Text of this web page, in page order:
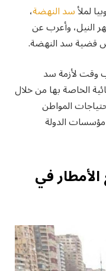
لملأسد النهضة،
النيل، وأعرب عن
قضية سد النهضة.
وقت لأزمة سد
الخاصة بها من خلال
المواطن
الدولة
في